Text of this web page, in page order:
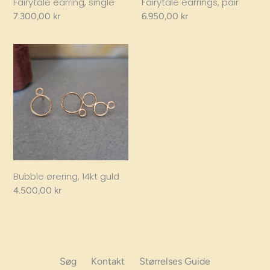
Regular
7.300,00 kr
Regular
6.950,00 kr
Bubble
ørering,
14kt
guld
Bubble ørering, 14kt guld
Regular
4.500,00 kr
Søg Kontakt Størrelses Guide